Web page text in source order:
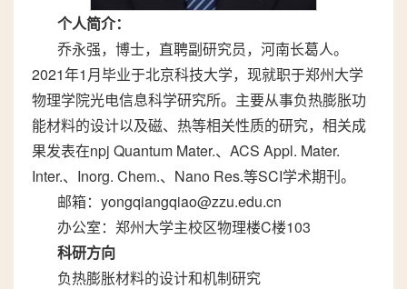
个人简介：
乔永强，博士，直聘副研究员，河南长葛人。
2021年1月毕业于北京科技大学，现就职于郑州大学
物理学院光电信息科学研究所。主要从事负热膨胀功
能材料的设计以及磁、热等相关性质的研究，相关成
果发表在npj Quantum Mater.、ACS Appl. Mater.
Inter.、Inorg. Chem.、Nano Res.等SCI学术期刊。
邮箱：yongqiangqiao@zzu.edu.cn
办公室：郑州大学主校区物理楼C楼103
科研方向
负热膨胀材料的设计和机制研究